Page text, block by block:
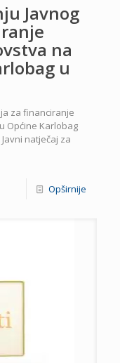
Javnog
na
u
za financiranje
Općine Karlobag
natječaj za
Opširnije